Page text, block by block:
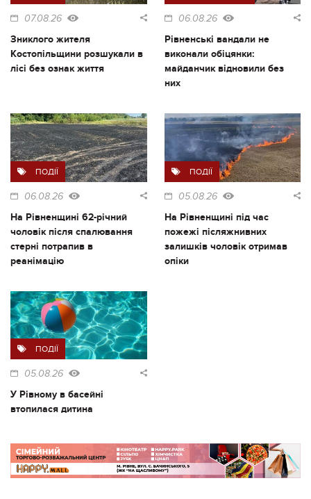
07.08.26
Зниклого жителя
Костопільщини розшукали в
лісі без ознак життя
06.08.26
Рівненські вандали не
виконали обіцянки:
майданчик відновили без
них
ПОДІЇ
06.08.26
На Рівненщині 62-річний
чоловік після спалювання
стерні потрапив в
реанімацію
ПОДІЇ
05.08.26
На Рівненщині під час
пожежі післяжнивних
залишків чоловік отримав
опіки
ПОДІЇ
05.08.26
У Рівному в басейні
втопилася дитина